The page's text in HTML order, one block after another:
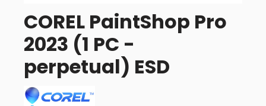
COREL PaintShop Pro
2023 (1 PC -
perpetual) ESD